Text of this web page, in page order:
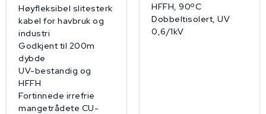
Høyfleksibel slitesterk
kabel for havbruk og
industri
Godkjent til 200m
dybde
UV-bestandig og
HFFH
Fortinnede irrefrie
mangetrådete CU-
HFFH, 90ºC
Dobbeltisolert, UV
0,6/1kV